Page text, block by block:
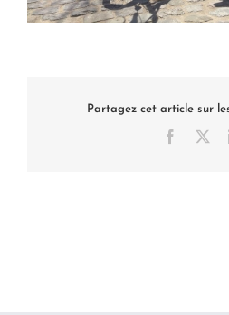
Partagez cet article sur